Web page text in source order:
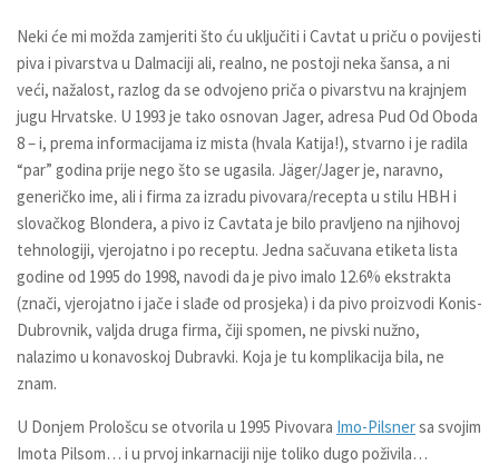
Neki će mi možda zamjeriti što ću uključiti i Cavtat u priču o povijesti
piva i pivarstva u Dalmaciji ali, realno, ne postoji neka šansa, a ni
veći, nažalost, razlog da se odvojeno priča o pivarstvu na krajnjem
jugu Hrvatske. U 1993 je tako osnovan Jager, adresa Pud Od Oboda
8 – i, prema informacijama iz mista (hvala Katija!), stvarno i je radila
“par” godina prije nego što se ugasila. Jäger/Jager je, naravno,
generičko ime, ali i firma za izradu pivovara/recepta u stilu HBH i
slovačkog Blondera, a pivo iz Cavtata je bilo pravljeno na njihovoj
tehnologiji, vjerojatno i po receptu. Jedna sačuvana etiketa lista
godine od 1995 do 1998, navodi da je pivo imalo 12.6% ekstrakta
(znači, vjerojatno i jače i slađe od prosjeka) i da pivo proizvodi Konis-
Dubrovnik, valjda druga firma, čiji spomen, ne pivski nužno,
nalazimo u konavoskoj Dubravki. Koja je tu komplikacija bila, ne
znam.
U Donjem Prološcu se otvorila u 1995 Pivovara Imo-Pilsnersa svojim
Imota Pilsom… i u prvoj inkarnaciji nije toliko dugo poživila…